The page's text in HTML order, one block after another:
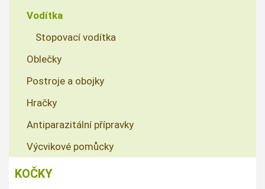
Vodítka
Stopovací vodítka
Oblečky
Postroje a obojky
Hračky
Antiparazitální přípravky
Výcvikové pomůcky
KOČKY